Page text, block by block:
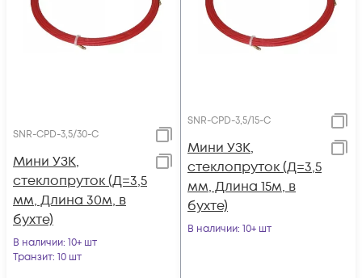
SNR-CPD-3,5/30-C
Мини УЗК,
стеклопруток (Д=3,5
мм, Длина 30м, в
бухте)
В наличии: 10+ шт
Транзит: 10 шт
SNR-CPD-3,5/15-C
Мини УЗК,
стеклопруток (Д=3,5
мм, Длина 15м, в
бухте)
В наличии: 10+ шт